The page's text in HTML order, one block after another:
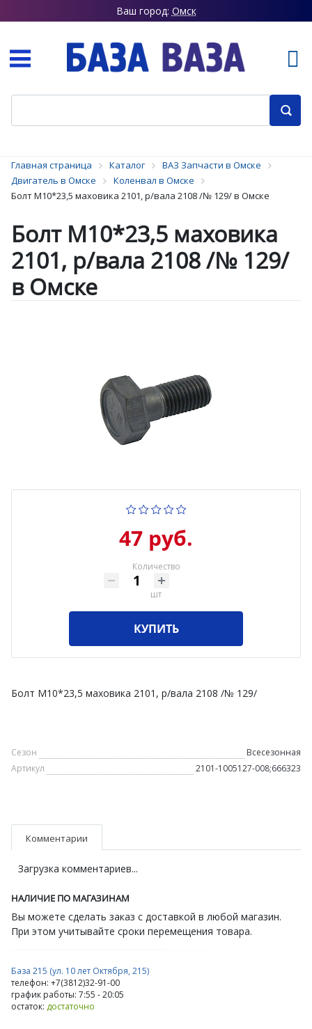
Ваш город: Омск
Главная страница Каталог
ВАЗ Запчасти в Омске
Двигатель в Омске
Коленвал в Омске
Болт М10*23,5 маховика 2101, р/вала 2108 /№ 129/ в Омске
Болт М10*23,5 маховика
2101, р/вала 2108 /№ 129/
в Омске
47 руб.
Количество
шт
КУПИТЬ
Болт М10*23,5 маховика 2101, р/вала 2108 /№ 129/
Сезон
Всесезонная
Артикул
2101-1005127-008;666323
Комментарии
Загрузка комментариев...
НАЛИЧИЕ ПО МАГАЗИНАМ
Вы можете сделать заказ с доставкой в любой магазин.
При этом учитывайте сроки перемещения товара.
База 215 (ул. 10 лет Октября, 215)
телефон: +7(3812)32-91-00
график работы: 7:55 - 20:05
остаток: достаточно